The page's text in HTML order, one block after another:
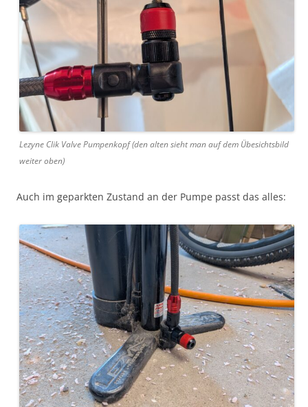
Lezyne Clik Valve Pumpenkopf (den alten sieht man auf dem Übesichtsbild
weiter oben)
Auch im geparkten Zustand an der Pumpe passt das alles: